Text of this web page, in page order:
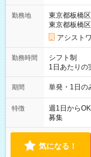
勤務地
東京都板橋区
東京都板橋
アシスト
勤務時間
シフト制
1日あたりの
勤務 勤務：月・
可能です！ ※1日あたりの最大実働時間は日勤、夜勤共に勤務し
期間 単発・1日の
特徴
週1日から
募集
気になる！